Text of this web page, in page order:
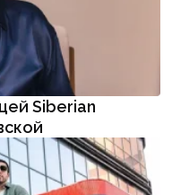
Siberian